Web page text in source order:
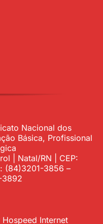
Nacional dos
Básica, Profissional
| Natal/RN | CEP:
(84)3201-3856 –
Hospeed Internet